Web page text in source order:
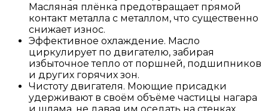
Масляная плёнка предотвращает прямой
контакт металла с металлом, что существенно
снижает износ.
Эффективное охлаждение. Масло
циркулирует по двигателю, забирая
избыточное тепло от поршней, подшипников
и других горячих зон.
Чистоту двигателя. Моющие присадки
удерживают в своём объёме частицы нагара